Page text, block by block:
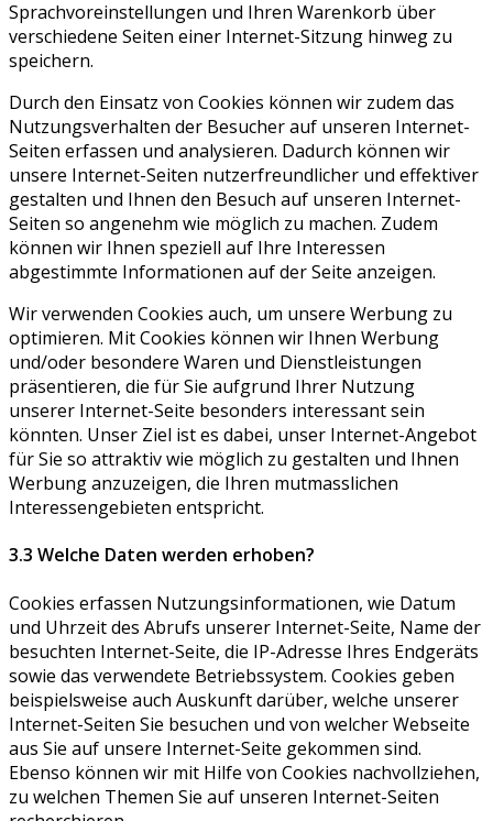
Sprachvoreinstellungen und Ihren Warenkorb über
verschiedene Seiten einer Internet-Sitzung hinweg zu
speichern.
Durch den Einsatz von Cookies können wir zudem das
Nutzungsverhalten der Besucher auf unseren Internet-
Seiten erfassen und analysieren. Dadurch können wir
unsere Internet-Seiten nutzerfreundlicher und effektiver
gestalten und Ihnen den Besuch auf unseren Internet-
Seiten so angenehm wie möglich zu machen. Zudem
können wir Ihnen speziell auf Ihre Interessen
abgestimmte Informationen auf der Seite anzeigen.
Wir verwenden Cookies auch, um unsere Werbung zu
optimieren. Mit Cookies können wir Ihnen Werbung
und/oder besondere Waren und Dienstleistungen
präsentieren, die für Sie aufgrund Ihrer Nutzung
unserer Internet-Seite besonders interessant sein
könnten. Unser Ziel ist es dabei, unser Internet-Angebot
für Sie so attraktiv wie möglich zu gestalten und Ihnen
Werbung anzuzeigen, die Ihren mutmasslichen
Interessengebieten entspricht.
3.3 Welche Daten werden erhoben?
Cookies erfassen Nutzungsinformationen, wie Datum
und Uhrzeit des Abrufs unserer Internet-Seite, Name der
besuchten Internet-Seite, die IP-Adresse Ihres Endgeräts
sowie das verwendete Betriebssystem. Cookies geben
beispielsweise auch Auskunft darüber, welche unserer
Internet-Seiten Sie besuchen und von welcher Webseite
aus Sie auf unsere Internet-Seite gekommen sind.
Ebenso können wir mit Hilfe von Cookies nachvollziehen,
zu welchen Themen Sie auf unseren Internet-Seiten